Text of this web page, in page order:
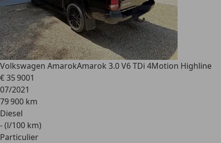
Volkswagen AmarokAmarok 3.0 V6 TDi 4Motion Highline
€ 35 9001
07/2021
79 900 km
Diesel
- (l/100 km)
Particulier